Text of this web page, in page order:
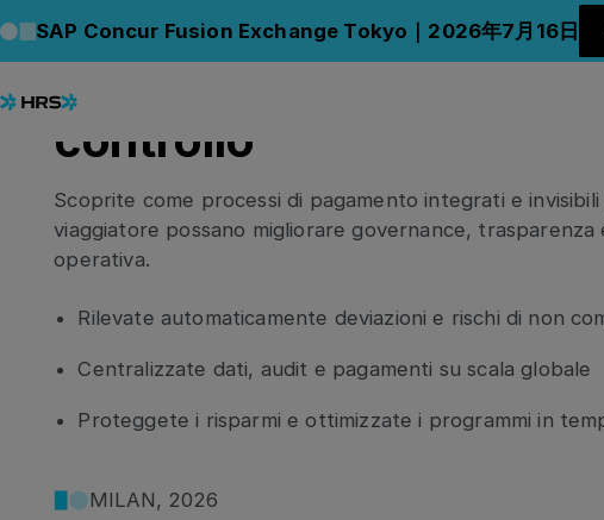
SAP Concur Fusion Exchange Tokyo｜2026年7月16日
Pagamenti intelligenti
garantire compliance e
controllo
Scoprite come processi di pagamento integrati e
viaggiatore possano migliorare governance, trasparenza
operativa.
Rilevate automaticamente deviazioni e rischi di non
Centralizzate dati, audit e pagamenti su scala globale
Proteggete i risparmi e ottimizzate i programmi in
MILAN, 2026